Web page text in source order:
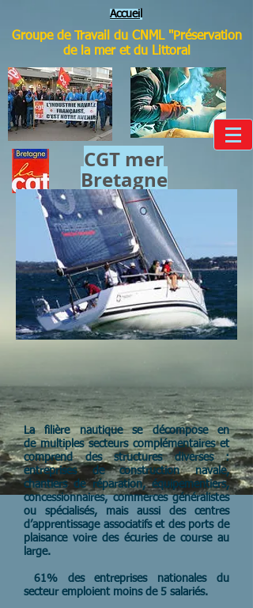
Accuei
Groupe de Travail du CNML "Préservation
de la mer et du Littoral
CGT mer​
Bretagne
La filière nautique se décompose en
de multiples secteurs complémentaires et
comprend des structures diverses :
entreprises de construction navale,
chantiers de réparation, équipementiers,
concessionnaires, commerces généralistes
ou spécialisés, mais aussi des centres
d’apprentissage associatifs et des ports de
plaisance voire des écuries de course au
large.
61% des entreprises nationales du
secteur emploient moins de 5 salariés.